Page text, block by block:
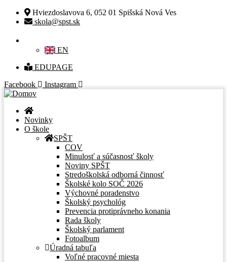
Hviezdoslavova 6, 052 01 Spišská Nová Ves
skola@spst.sk
EN
EDUPAGE
Facebook
Instagram
Novinky
O škole
SPŠT
COV
Minulosť a súčasnosť školy
Noviny SPŠT
Stredoškolská odborná činnosť
Školské kolo SOČ 2026
Výchovné poradenstvo
Školský psychológ
Prevencia protiprávneho konania
Rada školy
Školský parlament
Fotoalbum
Úradná tabuľa
Voľné pracovné miesta